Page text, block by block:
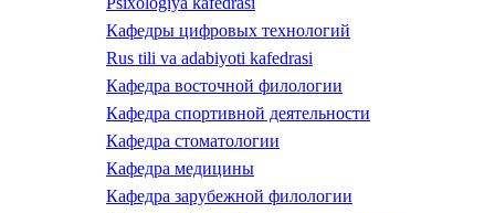
Кафедры цифровых технологий
Rus tili va adabiyoti kafedrasi
Кафедра восточной филологии
Кафедра спортивной деятельности
Кафедра стоматологии
Кафедра медицины
Кафедра зарубежной филологии